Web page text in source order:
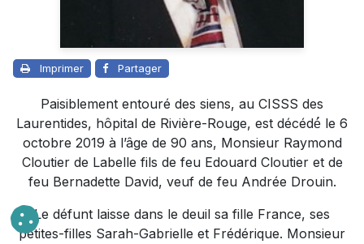
Imprimer Partager
Paisiblement entouré des siens, au CISSS des
Laurentides, hôpital de Rivière-Rouge, est décédé́ le 6
octobre 2019 à l’âge de 90 ans, Monsieur Raymond
Cloutier de Labelle fils de feu Edouard Cloutier et de
feu Bernadette David, veuf de feu Andrée Drouin.
Le défunt laisse dans le deuil sa fille France, ses
petites-filles Sarah-Gabrielle et Frédérique. Monsieur